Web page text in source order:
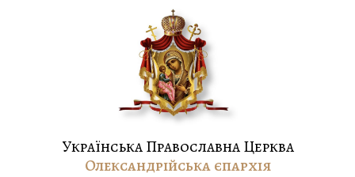
Українська Православна Церква
Олександрійська єпархія